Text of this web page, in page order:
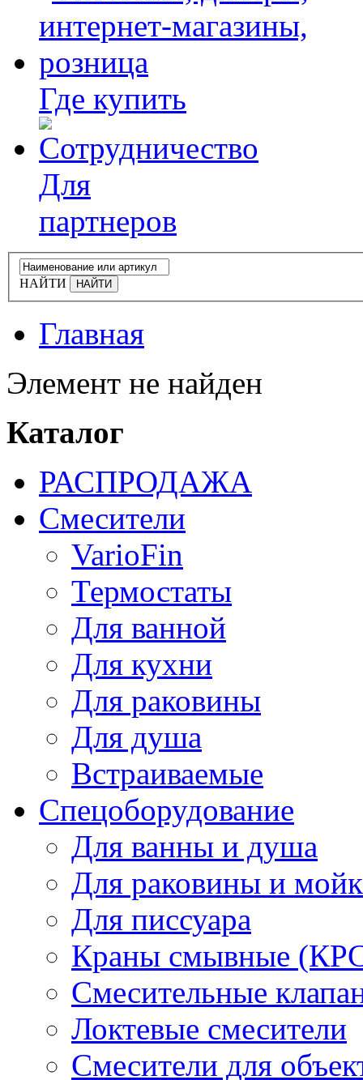
Где купить
Для
партнеров
НАЙТИ
Главная
Элемент не найден
Каталог
РАСПРОДАЖА
Смесители
VarioFin
Термостаты
Для ванной
Для кухни
Для раковины
Для душа
Встраиваемые
Спецоборудование
Для ванны и душа
Для раковины и
Для писсуара
Краны смывные
Смесительные
Локтевые смесители
Смесители для